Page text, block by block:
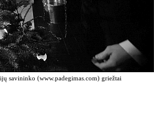
savininko (www.padegimas.com) griežtai